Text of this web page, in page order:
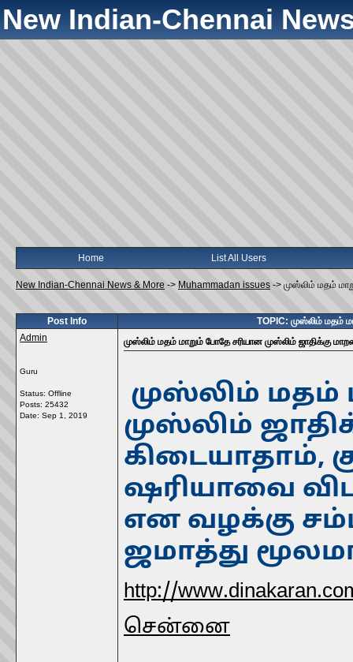
New Indian-Chennai
Home List All Users
New Indian-Chennai News & More -> Muhammadan issues -> முஸ்லிம் மதம்
Post Info
TOPIC: முஸ்லிம் மதம்
Admin
Guru
Status: Offline
Posts: 25432
Date: Sep 1, 2019
முஸ்லிம் மதம் மாறும் போதே சரியான முஸ்லிம் ஜாதிக்கு
முஸ்லிம் மதம்
முஸ்லிம்
கிடையாதாம்,
ஷரியாவை விட
என வழக்கு
ஜமாத்து
http://
சென்னை